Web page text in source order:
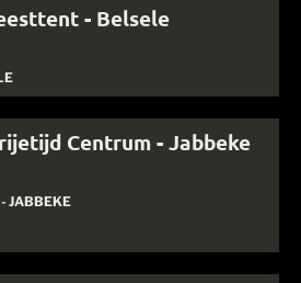
- Belsele
Centrum - Jabbeke
JABBEKE